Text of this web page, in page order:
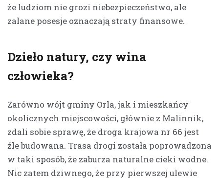
że ludziom nie grozi niebezpieczeństwo, ale
zalane posesje oznaczają straty finansowe.
Dzieło natury, czy wina
człowieka?
Zarówno wójt gminy Orla, jak i mieszkańcy
okolicznych miejscowości, głównie z Malinnik,
zdali sobie sprawę, że droga krajowa nr 66 jest
źle budowana. Trasa drogi została poprowadzona
w taki sposób, że zaburza naturalne cieki wodne.
Nic zatem dziwnego, że przy pierwszej ulewie